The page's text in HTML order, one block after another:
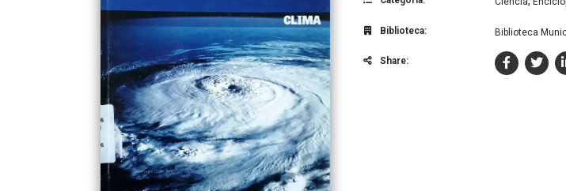
Biblioteca: Biblioteca
Share: